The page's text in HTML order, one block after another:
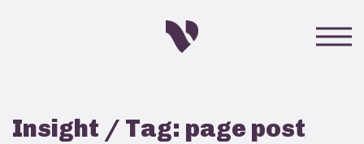
Insight / Tag: page post